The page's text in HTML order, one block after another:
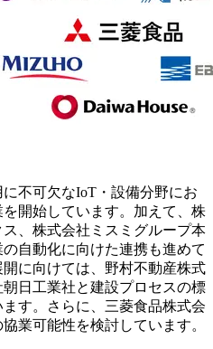
不可欠なIoT・設備分野にお
開始しています。加えて、株
、株式会社ミスミグループ本
自動化に向けた連携も進めて
に向けては、野村不動産株式
日工業社と建設プロセスの標
す。さらに、三菱食品株式会
業可能性を検討しています。